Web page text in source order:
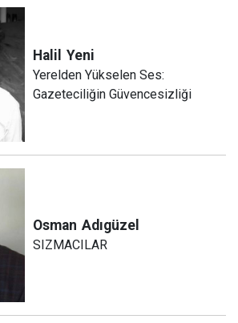
Halil Yeni
Yerelden Yükselen Ses:
Gazeteciliğin Güvencesizliği
Osman Adıgüzel
SIZMACILAR